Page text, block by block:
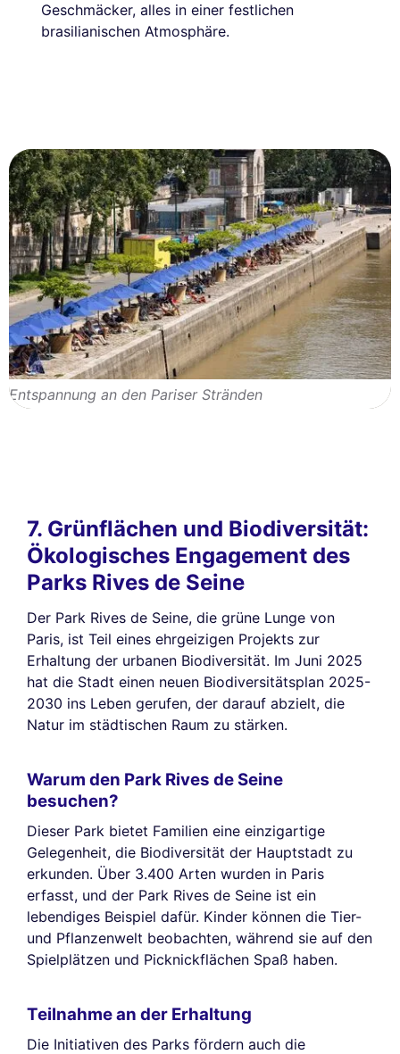
Geschmäcker, alles in einer festlichen
brasilianischen Atmosphäre.
Entspannung an den Pariser Stränden
7. Grünflächen und Biodiversität:
Ökologisches Engagement des
Parks Rives de Seine
Der Park Rives de Seine, die grüne Lunge von
Paris, ist Teil eines ehrgeizigen Projekts zur
Erhaltung der urbanen Biodiversität. Im Juni 2025
hat die Stadt einen neuen Biodiversitätsplan 2025-
2030 ins Leben gerufen, der darauf abzielt, die
Natur im städtischen Raum zu stärken.
Warum den Park Rives de Seine
besuchen?
Dieser Park bietet Familien eine einzigartige
Gelegenheit, die Biodiversität der Hauptstadt zu
erkunden. Über 3.400 Arten wurden in Paris
erfasst, und der Park Rives de Seine ist ein
lebendiges Beispiel dafür. Kinder können die Tier-
und Pflanzenwelt beobachten, während sie auf den
Spielplätzen und Picknickflächen Spaß haben.
Teilnahme an der Erhaltung
Die Initiativen des Parks fördern auch die